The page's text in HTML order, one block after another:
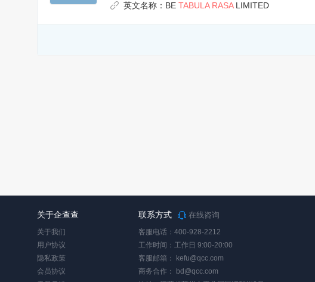
英文名称： BE TABULA RASALIMITED
关于企查查
关于我们
用户协议
隐私政策
会员协议
联系方式 在线咨询
客服电话：400-928-2212
工作时间：工作日 9:00-20:00
客服邮箱：
kefu@qcc.com
商务合作：
bd@qcc.com